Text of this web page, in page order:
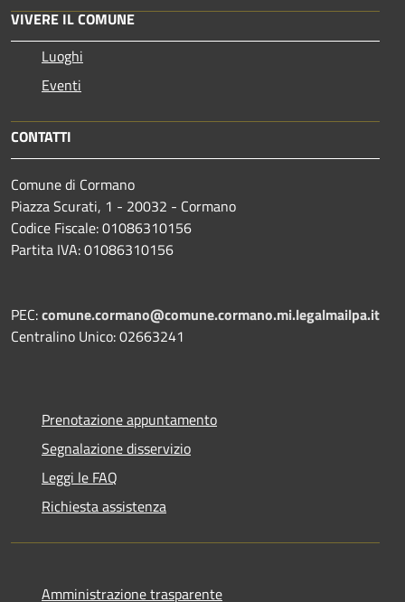
VIVERE IL COMUNE
Luoghi
Eventi
CONTATTI
Comune di Cormano
Piazza Scurati, 1 - 20032 - Cormano
Codice Fiscale: 01086310156
Partita IVA: 01086310156
PEC:comune.cormano@comune.cormano.mi.legalmailpa.it
Centralino Unico: 02663241
Prenotazione appuntamento
Segnalazione disservizio
Leggi le FAQ
Richiesta assistenza
Amministrazione trasparente